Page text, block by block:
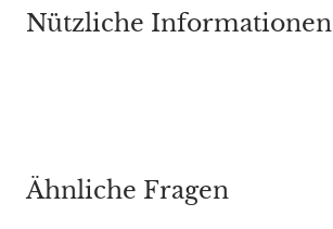
Nützliche Informationen
Ähnliche Fragen